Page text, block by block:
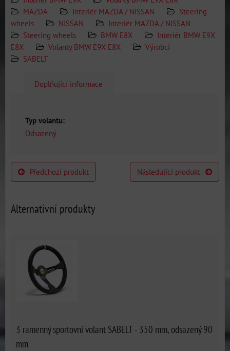
MAZDA
Interiér MAZDA / NISSAN
Steering
wheels
NISSAN
Interiér MAZDA / NISSAN
Steering wheels
BMW E8X
Interiér BMW E9X
E8X
Volanty BMW E9X E8X
Výrobci
SABELT
Doplňující informace
Typ volantu:
Odsazený
Předchozí produkt Následující produkt
Alternativní produkty
3 ramenný sportovní volant SABELT - 350 mm, odsazený 90
mm